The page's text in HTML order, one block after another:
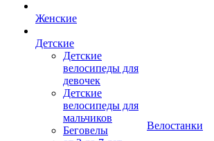
Женские
Детские
Детские
велосипеды для
девочек
Детские
велосипеды для
мальчиков
Беговелы
Велостанки